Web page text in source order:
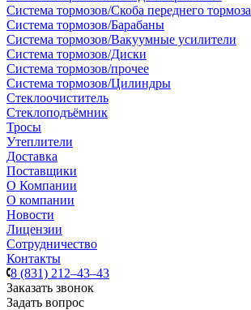
Система тормозов/Скоба переднего тормоза
Система тормозов/Барабаны
Система тормозов/Вакуумные усилители
Система тормозов/Диски
Система тормозов/прочее
Система тормозов/Цилиндры
Стеклоочиститель
Стеклоподъёмник
Тросы
Утеплители
Доставка
Поставщики
О Компании
О компании
Новости
Лицензии
Сотрудничество
Контакты
8 (831) 212–43–43
Заказать звонок
Задать вопрос